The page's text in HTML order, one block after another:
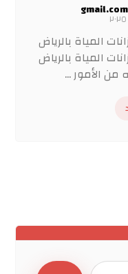
المياة بالرياض
المياة بالرياض
من الأمور ...